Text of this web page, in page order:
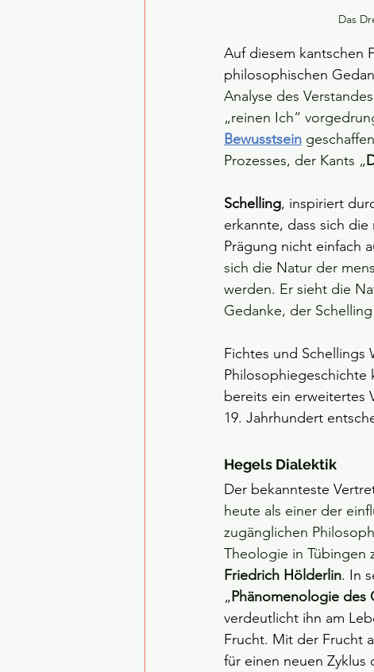
Das
Auf diesem kantschen
philosophischen
Analyse des
„reinen Ich“
Bewusstsein
Prozesses, der Kants „
Schelling, inspiriert
erkannte, dass sich
Prägung nicht einfach
sich die Natur der
werden. Er sieht die
Gedanke, der
Fichtes und
bereits ein erweitertes
19. Jahrhundert
Hegels Dialektik
Der bekannteste
heute als einer der
zugänglichen
Theologie in Tübingen
Friedrich Hölderlin. In
„Phänomenologie des
verdeutlicht ihn am
Frucht. Mit der Frucht
für einen neuen Zyklus